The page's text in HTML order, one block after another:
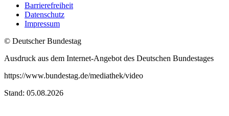
Barrierefreiheit
Datenschutz
Impressum
© Deutscher Bundestag
Ausdruck aus dem Internet-Angebot des Deutschen Bundestages
https://www.bundestag.de/mediathek/video
Stand: 05.08.2026